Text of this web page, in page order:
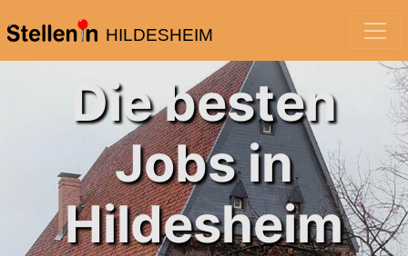
HILDESHEIM
Die besten
Jobs in
Hildesheim